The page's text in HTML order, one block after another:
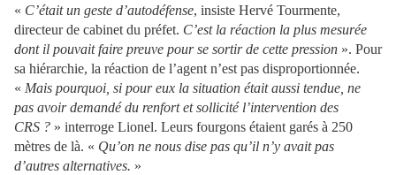
« C’était un geste d’autodéfense, insiste Hervé Tourmente,
directeur de cabinet du préfet. C’est la réaction la plus mesurée
dont il pouvait faire preuve pour se sortir de cette pression ». Pour
sa hiérarchie, la réaction de l’agent n’est pas disproportionnée.
« Mais pourquoi, si pour eux la situation était aussi tendue, ne
pas avoir demandé du renfort et sollicité l’intervention des
CRS ? » interroge Lionel. Leurs fourgons étaient garés à 250
mètres de là. « Qu’on ne nous dise pas qu’il n’y avait pas
d’autres alternatives. »